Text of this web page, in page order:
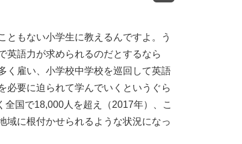
もない小学生に教えるんですよ。う
英語力が求められるのだとするなら
く雇い、小学校中学校を巡回して英語
必要に迫られて学んでいくというぐら
国で18,000人を超え（2017年）、こ
域に根付かせられるような状況になっ